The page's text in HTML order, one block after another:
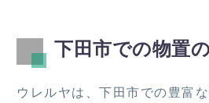
下田市での物置
ウレルヤは、下田市での豊富